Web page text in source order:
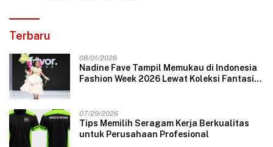
Terbaru
08/01/2026
Nadine Fave Tampil Memukau di Indonesia
Fashion Week 2026 Lewat Koleksi Fantasi
07/29/2026
Tips Memilih Seragam Kerja Berkualitas
untuk Perusahaan Profesional